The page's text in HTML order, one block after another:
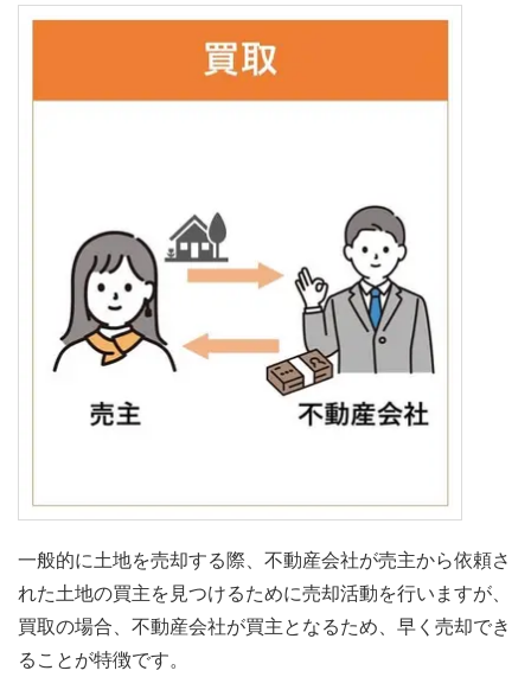
一般的に土地を売却する際、不動産会社が売主から依頼さ
れた土地の買主を見つけるために売却活動を行いますが、
買取の場合、不動産会社が買主となるため、早く売却でき
ることが特徴です。